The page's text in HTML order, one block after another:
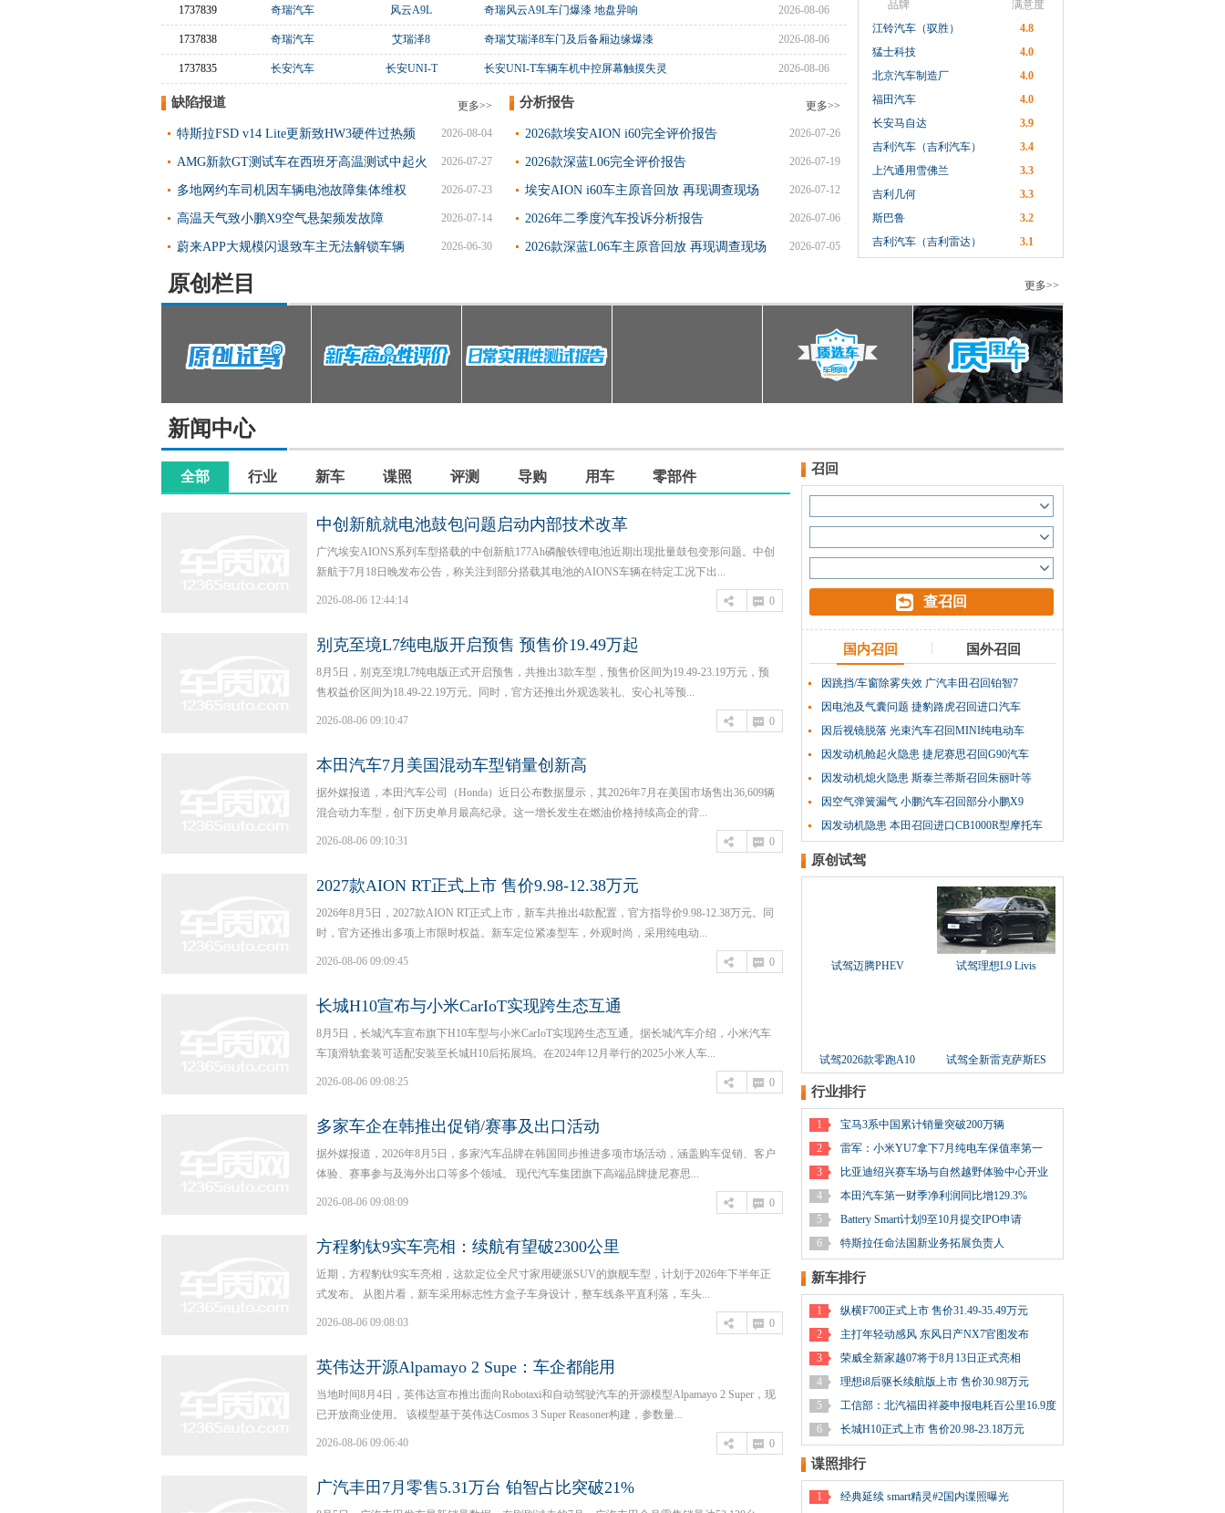
1737839 奇瑞汽车 风云A9L 奇瑞风云A9L车门爆漆 地盘异响 2026-08-06
1737838 奇瑞汽车 艾瑞泽8 奇瑞艾瑞泽8车门及后备厢边缘爆漆 2026-08-06
1737835 长安汽车 长安UNI-T 长安UNI-T车辆车机中控屏幕触摸失灵 2026-08-06
荣威RX5发动机故障维修时间长 投诉后补偿保养 荣威RX5 2026-08-06
2026-08-06
银河A7城区NOA领航未升级 投诉后补偿保养 银河A7 EM 拼命换山河 2026-08-06
智己L6提示悬架不可用 投诉后补偿电卡
小鹏P7+电机控制器故障 投诉后补偿积分和保养 2026-08-06
长安启源A07充电故障 投诉后补偿现金 长安启源A07 大麦呀 2026-08-06
方程豹钛7动力电池故障 投诉后承诺换车 钛7
领克Z10车内多处异响 投诉后补偿积分 领克Z10 过甚神秘的心脏 2026-08-06
深蓝L06行车记录仪频繁故障 投诉后现金补偿 深蓝L06 壹點可愛 2026-08-05
一起努力吧
埃安AION V电驱故障 投诉后现金补偿 AION V
更多>>
缺陷报道
2026-08-04
特斯拉FSD v14 Lite更新致HW3硬件过热频
2026-07-27
AMG新款GT测试车在西班牙高温测试中起火
2026-07-23
多地网约车司机因车辆电池故障集体维权
2026-07-14
高温天气致小鹏X9空气悬架频发故障
2026-06-30
蔚来APP大规模闪退致车主无法解锁车辆
更多>>
分析报告
2026-07-26
2026款埃安AION i60完全评价报告
2026-07-19
2026款深蓝L06完全评价报告
2026-07-12
埃安AION i60车主原音回放 再现调查现场
2026-07-06
2026年二季度汽车投诉分析报告
2026-07-05
2026款深蓝L06车主原音回放 再现调查现场
品牌
满意度
江铃汽车（驭胜）
4.8
猛士科技
4.0
北京汽车制造厂
4.0
福田汽车
4.0
长安马自达
3.9
吉利汽车（吉利汽车）
3.4
上汽通用雪佛兰
3.3
吉利几何
3.3
斯巴鲁
3.2
吉利汽车（吉利雷达）
3.1
原创栏目 更多>>
新闻中心
全部 行业 新车 谍照 评测 导购 用车 零部件
中创新航就电池鼓包问题启动内部技术改革
广汽埃安AIONS系列车型搭载的中创新航177Ah磷酸铁锂电池近期出现批量鼓包变形问题。中创
新航于7月18日晚发布公告，称关注到部分搭载其电池的AIONS车辆在特定工况下出...
0
2026-08-06 12:44:14
别克至境L7纯电版开启预售 预售价19.49万起
8月5日，别克至境L7纯电版正式开启预售，共推出3款车型，预售价区间为19.49-23.19万元，预
售权益价区间为18.49-22.19万元。同时，官方还推出外观选装礼、安心礼等预...
0
2026-08-06 09:10:47
本田汽车7月美国混动车型销量创新高
据外媒报道，本田汽车公司（Honda）近日公布数据显示，其2026年7月在美国市场售出36,609辆
混合动力车型，创下历史单月最高纪录。这一增长发生在燃油价格持续高企的背...
0
2026-08-06 09:10:31
2027款AION RT正式上市 售价9.98-12.38万元
2026年8月5日，2027款AION RT正式上市，新车共推出4款配置，官方指导价9.98-12.38万元。同
时，官方还推出多项上市限时权益。新车定位紧凑型车，外观时尚，采用纯电动...
0
2026-08-06 09:09:45
长城H10宣布与小米CarIoT实现跨生态互通
8月5日，长城汽车宣布旗下H10车型与小米CarIoT实现跨生态互通。据长城汽车介绍，小米汽车
车顶滑轨套装可适配安装至长城H10后拓展坞。在2024年12月举行的2025小米人车...
0
2026-08-06 09:08:25
多家车企在韩推出促销/赛事及出口活动
据外媒报道，2026年8月5日，多家汽车品牌在韩国同步推进多项市场活动，涵盖购车促销、客户
体验、赛事参与及海外出口等多个领域。 现代汽车集团旗下高端品牌捷尼赛思...
0
2026-08-06 09:08:09
方程豹钛9实车亮相：续航有望破2300公里
近期，方程豹钛9实车亮相，这款定位全尺寸家用硬派SUV的旗舰车型，计划于2026年下半年正
式发布。 从图片看，新车采用标志性方盒子车身设计，整车线条平直利落，车头...
0
2026-08-06 09:08:03
英伟达开源Alpamayo 2 Supe：车企都能用
当地时间8月4日，英伟达宣布推出面向Robotaxi和自动驾驶汽车的开源模型Alpamayo 2 Super，现
已开放商业使用。 该模型基于英伟达Cosmos 3 Super Reasoner构建，参数量...
0
2026-08-06 09:06:40
广汽丰田7月零售5.31万台 铂智占比突破21%
召回
国内召回 国外召回
因跳挡/车窗除雾失效 广汽丰田召回铂智7
因电池及气囊问题 捷豹路虎召回进口汽车
因后视镜脱落 光束汽车召回MINI纯电动车
因发动机舱起火隐患 捷尼赛思召回G90汽车
因发动机熄火隐患 斯泰兰蒂斯召回朱丽叶等
因空气弹簧漏气 小鹏汽车召回部分小鹏X9
因发动机隐患 本田召回进口CB1000R型摩托车
原创试驾
试驾迈腾PHEV 试驾理想L9 Livis
试驾2026款零跑A10 试驾全新雷克萨斯ES
行业排行
1
宝马3系中国累计销量突破200万辆
2
雷军：小米YU7拿下7月纯电车保值率第一
3
比亚迪绍兴赛车场与自然越野体验中心开业
4
本田汽车第一财季净利润同比增129.3%
5
Battery Smart计划9至10月提交IPO申请
6
特斯拉任命法国新业务拓展负责人
新车排行
1
纵横F700正式上市 售价31.49-35.49万元
2
主打年轻动感风 东风日产NX7官图发布
3
荣威全新家越07将于8月13日正式亮相
4
理想i8后驱长续航版上市 售价30.98万元
5
工信部：北汽福田祥菱申报电耗百公里16.9度
6
长城H10正式上市 售价20.98-23.18万元
谍照排行
1 经典延续 smart精灵#2国内谍照曝光